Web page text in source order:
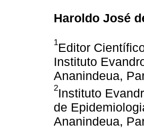
Haroldo José
1Editor
Instituto
Ananindeua,
2Instituto
de
Ananindeua,